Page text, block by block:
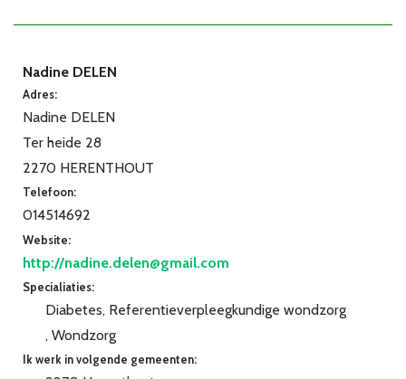
Nadine DELEN
Adres:
Nadine DELEN
Ter heide 28
2270 HERENTHOUT
Telefoon:
014514692
Website:
http://nadine.delen@gmail.com
Specialiaties:
Diabetes Referentieverpleegkundige wondzorg
Wondzorg
Ik werk in volgende gemeenten: